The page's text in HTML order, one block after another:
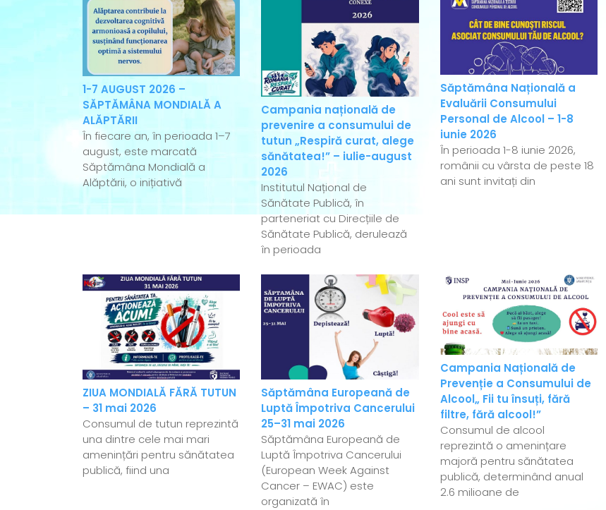
1-7 AUGUST 2026 –
SĂPTĂMÂNA MONDIALĂ A
ALĂPTĂRII
În fiecare an, în perioada 1–7
august, este marcată
Săptămâna Mondială a
Alăptării, o inițiativă
Campania națională de
prevenire a consumului de
tutun „Respiră curat, alege
sănătatea!” – iulie-august
2026
Institutul Național de
Sănătate Publică, în
parteneriat cu Direcțiile de
Sănătate Publică, derulează
în perioada
Săptămâna Națională a
Evaluării Consumului
Personal de Alcool – 1-8
iunie 2026
În perioada 1-8 iunie 2026,
românii cu vârsta de peste 18
ani sunt invitați din
ZIUA MONDIALĂ FĂRĂ TUTUN
– 31 mai 2026
Consumul de tutun reprezintă
una dintre cele mai mari
amenințări pentru sănătatea
publică, fiind una
Săptămâna Europeană de
Luptă Împotriva Cancerului
25–31 mai 2026
Săptămâna Europeană de
Luptă Împotriva Cancerului
(European Week Against
Cancer – EWAC) este
organizată în
Campania Națională de
Prevenție a Consumului de
Alcool„ Fii tu însuți, fără
filtre, fără alcool!”
Consumul de alcool
reprezintă o amenințare
majoră pentru sănătatea
publică, determinând anual
2.6 milioane de